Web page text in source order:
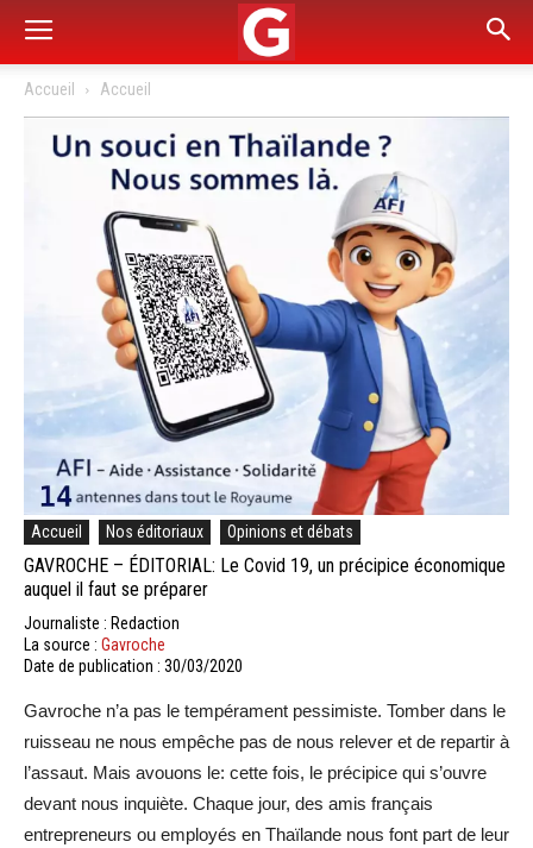
Accueil Accueil
Accueil Nos éditoriaux Opinions et débats
GAVROCHE – ÉDITORIAL: Le Covid 19, un précipice économique
auquel il faut se préparer
Journaliste : Redaction
La source : Gavroche
Date de publication : 30/03/2020
Gavroche n’a pas le tempérament pessimiste. Tomber dans le
ruisseau ne nous empêche pas de nous relever et de repartir à
l’assaut. Mais avouons le: cette fois, le précipice qui s’ouvre
devant nous inquiète. Chaque jour, des amis français
entrepreneurs ou employés en Thaïlande nous font part de leur